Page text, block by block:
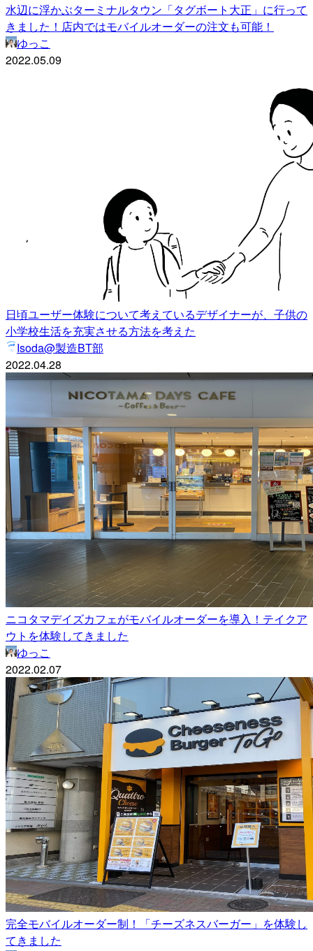
水辺に浮かぶターミナルタウン「タグボート大正」に行って
きました！店内ではモバイルオーダーの注文も可能！
ゆっこ
2022.05.09
日頃ユーザー体験について考えているデザイナーが、子供の
小学校生活を充実させる方法を考えた
Isoda@製造BT部
2022.04.28
ニコタマデイズカフェがモバイルオーダーを導入！テイクア
ウトを体験してきました
ゆっこ
2022.02.07
完全モバイルオーダー制！「チーズネスバーガー」を体験し
てきました